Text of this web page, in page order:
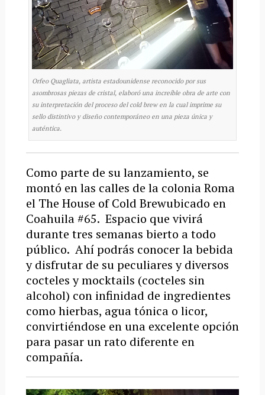
Orfeo Quagliata, artista estadounidense reconocido por sus
asombrosas piezas de cristal, elaboró una increíble obra de arte con
su interpretación del proceso del cold brew en la cual imprime su
sello distintivo y diseño contemporáneo en una pieza única y
auténtica.
Como parte de su lanzamiento, se
montó en las calles de la colonia Roma
el The House of Cold Brewubicado en
Coahuila #65. Espacio que vivirá
durante tres semanas bierto a todo
público. Ahí podrás conocer la bebida
y disfrutar de su peculiares y diversos
cocteles y mocktails (cocteles sin
alcohol) con infinidad de ingredientes
como hierbas, agua tónica o licor,
convirtiéndose en una excelente opción
para pasar un rato diferente en
compañía.